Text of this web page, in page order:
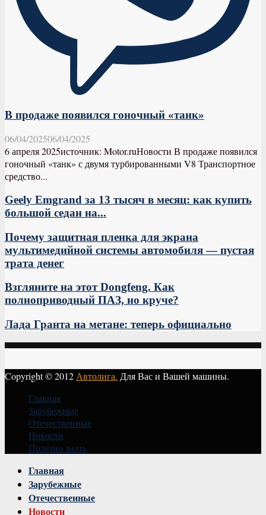
В продаже появился гоночный «танк»
06/04/202506/04/2025
6 апреля 2025источник: Motor.ruНовости В продаже появился
гоночный «танк» с двумя турбированными V8 Транспортное
средство...
Geely Emgrand за 13 тысяч в месяц: как купить
большой седан на...
Почему защитная пленка для экрана
мультимедийной системы автомобиля — пустая
трата денег
Взгляните на этот Dongfeng. Как
полноприводный ПАЗ, но круче?
Лада Гранта на метане: теперь официально
Copyright © 2012 Автолига. Для Вас и Вашей машины.
Главная
Зарубежные
Отечественные
Новости
Полезно знать
Главная
Зарубежные
Отечественные
Новости